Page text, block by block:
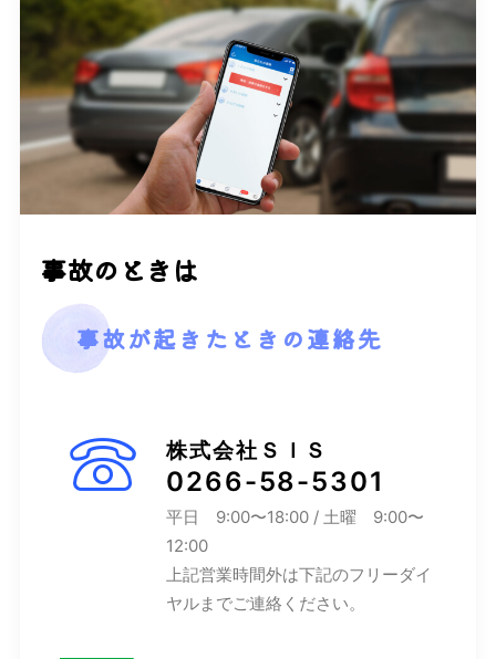
事故のときは
事故が起きたときの連絡先
株式会社ＳＩＳ
0266-58-5301
平日 9:00〜18:00 / 土曜 9:00〜
12:00
上記営業時間外は下記のフリーダイ
ヤルまでご連絡ください。